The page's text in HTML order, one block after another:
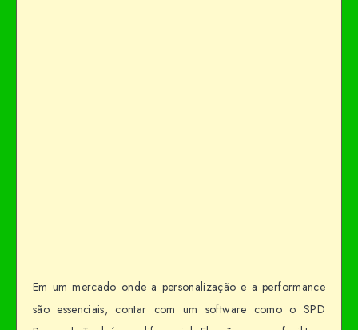
Em um mercado onde a personalização e a performance
são essenciais, contar com um software como o SPD